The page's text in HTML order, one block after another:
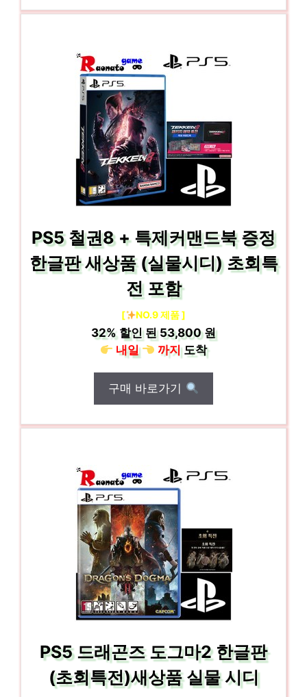
PS5 철권8 + 특제커맨드북 증정
한글판 새상품 (실물시디) 초회특
전 포함
[ NO.9 제품 ]
32%할인 된53,800 원
내일
까지도착
구매 바로가기
PS5 드래곤즈 도그마2 한글판
(초회특전)새상품 실물 시디